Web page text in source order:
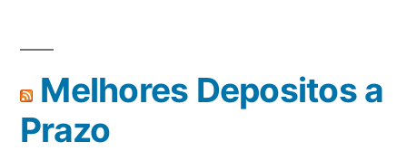
Melhores Depositos a
Prazo